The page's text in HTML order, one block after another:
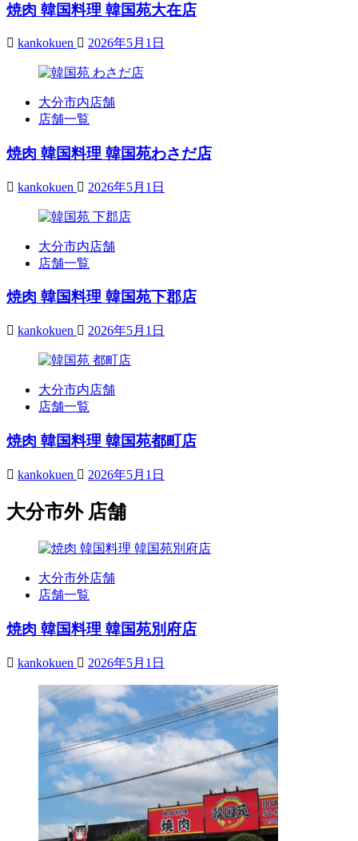
焼肉 韓国料理 韓国苑大在店
kankokuen 2026年5月1日
大分市内店舗
店舗一覧
焼肉 韓国料理 韓国苑わさだ店
kankokuen 2026年5月1日
大分市内店舗
店舗一覧
焼肉 韓国料理 韓国苑下郡店
kankokuen 2026年5月1日
大分市内店舗
店舗一覧
焼肉 韓国料理 韓国苑都町店
kankokuen 2026年5月1日
大分市外 店舗
大分市外店舗
店舗一覧
焼肉 韓国料理 韓国苑別府店
kankokuen 2026年5月1日